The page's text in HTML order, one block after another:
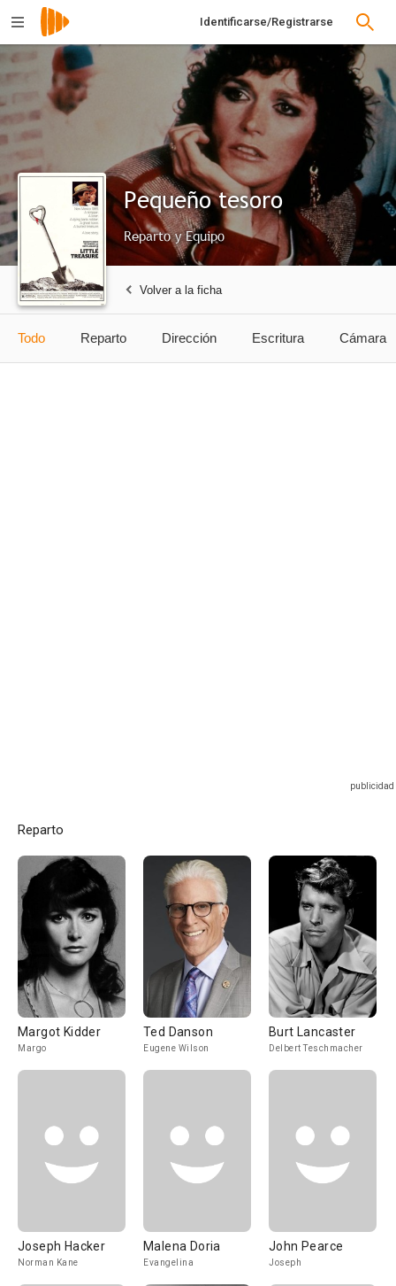
Identificarse/Registrarse
Pequeño tesoro
Reparto y Equipo
Volver a la ficha
Todo Reparto Dirección Escritura Cámara
Reparto
Margot Kidder
Margo
Ted Danson
Eugene Wilson
Burt Lancaster
Delbert Teschmacher
Joseph Hacker
Norman Kane
Malena Doria
Evangelina
John Pearce
Joseph